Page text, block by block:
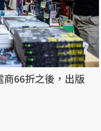
66折之後，出版